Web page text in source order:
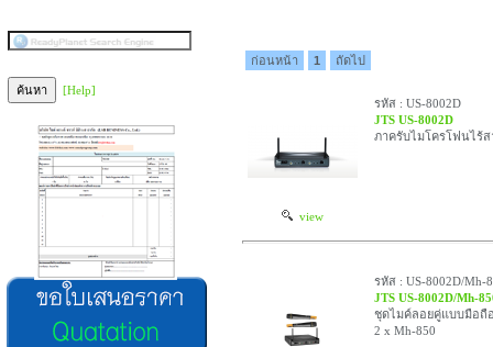
[Help]
ก่อนหน้า 1 ถัดไป
view
รหัส : US-8002D
JTS US-8002D
ภาครับไมโครโฟนไร้ส
รหัส : US-8002D/Mh-
JTS US-8002D/Mh-
ชุดไมค์ลอยคู่แบบมือถือ
2 x Mh-850